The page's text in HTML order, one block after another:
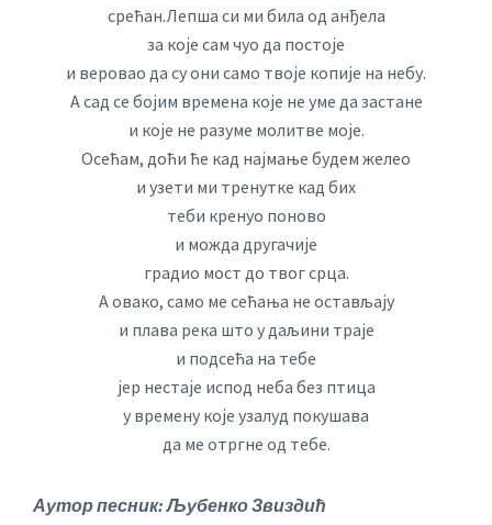
срећан.Лепша си ми била од анђела
за које сам чуо да постоје
и веровао да су они само твоје копије на небу.
А сад се бојим времена које не уме да застане
и које не разуме молитве моје.
Осећам, доћи ће кад најмање будем желео
и узети ми тренутке кад бих
теби кренуо поново
и можда другачије
градио мост до твог срца.
А овако, само ме сећања не остављају
и плава река што у даљини траје
и подсећа на тебе
јер нестаје испод неба без птица
у времену које узалуд покушава
да ме отргне од тебе.
Аутор песник: Љубенко Звиздић